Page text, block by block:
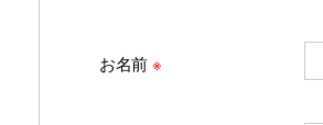
お名前※